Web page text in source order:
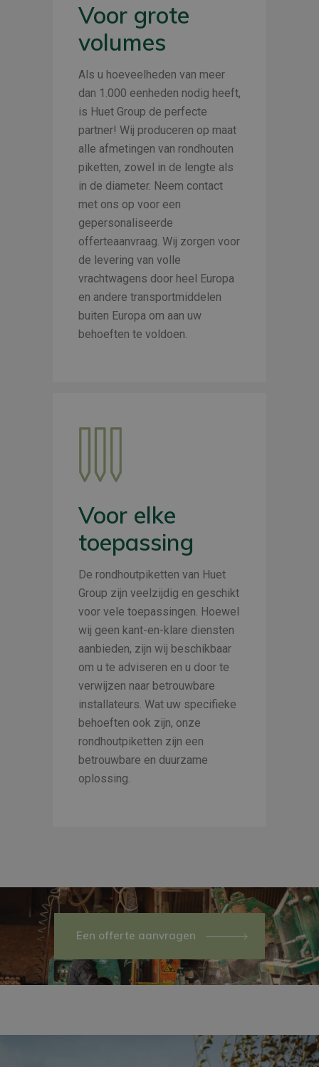
Voor grote
volumes
Als u hoeveelheden van meer
dan 1.000 eenheden nodig heeft,
is Huet Group de perfecte
partner! Wij produceren op maat
alle afmetingen van rondhouten
piketten, zowel in de lengte als
in de diameter. Neem contact
met ons op voor een
gepersonaliseerde
offerteaanvraag. Wij zorgen voor
de levering van volle
vrachtwagens door heel Europa
en andere transportmiddelen
buiten Europa om aan uw
behoeften te voldoen.
Voor elke
toepassing
De rondhoutpiketten van Huet
Group zijn veelzijdig en geschikt
voor vele toepassingen. Hoewel
wij geen kant-en-klare diensten
aanbieden, zijn wij beschikbaar
om u te adviseren en u door te
verwijzen naar betrouwbare
installateurs. Wat uw specifieke
behoeften ook zijn, onze
rondhoutpiketten zijn een
betrouwbare en duurzame
oplossing.
Een offerte aanvragen